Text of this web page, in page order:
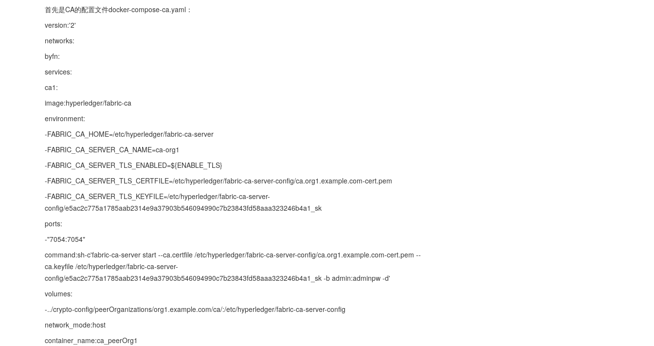
首先是CA的配置文件docker-compose-ca.yaml：
version:'2'
networks:
byfn:
services:
ca1:
image:hyperledger/fabric-ca
environment:
-FABRIC_CA_HOME=/etc/hyperledger/fabric-ca-server
-FABRIC_CA_SERVER_CA_NAME=ca-org1
-FABRIC_CA_SERVER_TLS_ENABLED=${ENABLE_TLS}
-FABRIC_CA_SERVER_TLS_CERTFILE=/etc/hyperledger/fabric-ca-server-config/ca.org1.example.com-cert.pem
-FABRIC_CA_SERVER_TLS_KEYFILE=/etc/hyperledger/fabric-ca-server-
config/e5ac2c775a1785aab2314e9a37903b546094990c7b23843fd58aaa323246b4a1_sk
ports:
-"7054:7054"
command:sh-c'fabric-ca-server start --ca.certfile /etc/hyperledger/fabric-ca-server-config/ca.org1.example.com-cert.pem --
ca.keyfile /etc/hyperledger/fabric-ca-server-
config/e5ac2c775a1785aab2314e9a37903b546094990c7b23843fd58aaa323246b4a1_sk -b admin:adminpw -d'
volumes:
-../crypto-config/peerOrganizations/org1.example.com/ca/:/etc/hyperledger/fabric-ca-server-config
network_mode:host
container_name:ca_peerOrg1